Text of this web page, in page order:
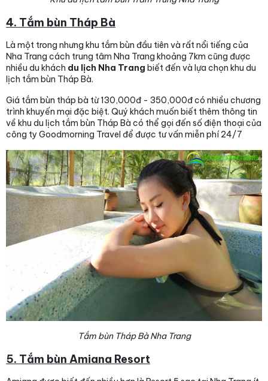
4. Tắm bùn Tháp Bà
Là một trong nhưng khu tắm bùn đầu tiên và rất nổi tiếng của
Nha Trang cách trung tâm Nha Trang khoảng 7km cũng được
nhiều du khách du lịch Nha Trang biết đến và lựa chọn khu du
lịch tắm bùn Tháp Bà.
Giá tắm bùn tháp bà từ 130,000đ - 350,000đ có nhiều chương
trình khuyến mại đặc biệt. Quý khách muốn biết thêm thông tin
về khu du lịch tắm bùn Tháp Bà có thể gọi đến số điện thoại của
công ty Goodmorning Travel để được tư vấn miễn phí 24/7
Tắm bùn Tháp Bà Nha Trang
5. Tắm bùn Amiana Resort